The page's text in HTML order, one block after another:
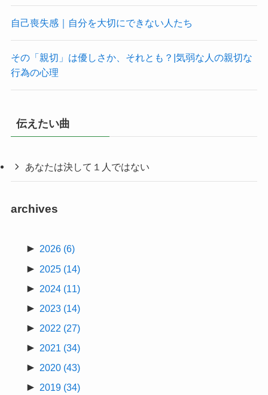
自己喪失感｜自分を大切にできない人たち
その「親切」は優しさか、それとも？|気弱な人の親切な
行為の心理
伝えたい曲
あなたは決して１人ではない
archives
► 2026 (6)
► 2025 (14)
► 2024 (11)
► 2023 (14)
► 2022 (27)
► 2021 (34)
► 2020 (43)
► 2019 (34)